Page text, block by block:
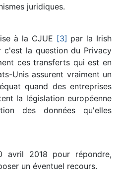
juridiques.
à la CJUE [3] par la Irish
c'est la question du Privacy
ces transferts qui est en
Unis assurent vraiment un
quand des entreprises
la législation européenne
des données qu'elles
avril 2018 pour répondre,
un éventuel recours.